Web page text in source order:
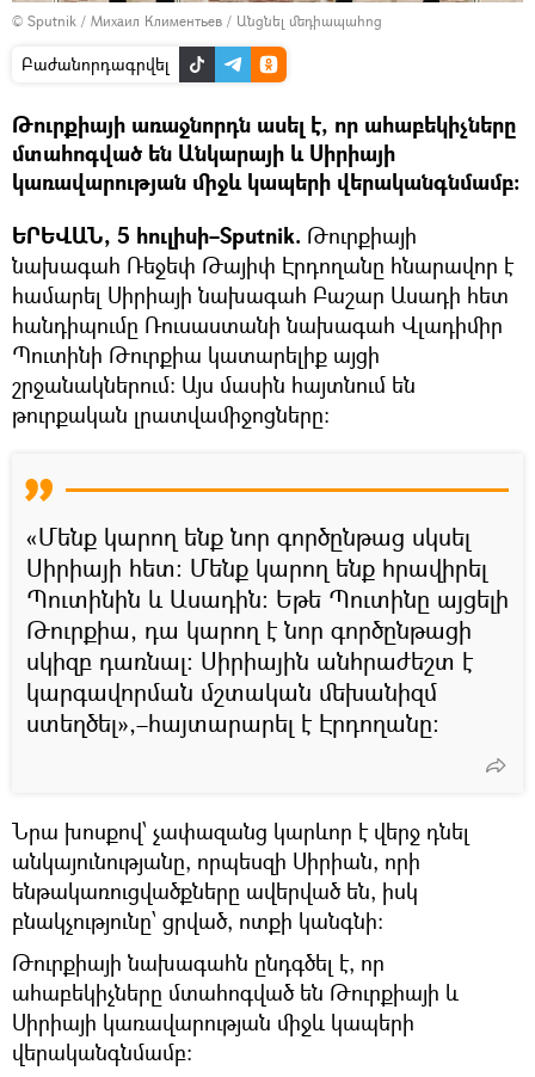
© Sputnik / Михаил Климентьев / Անցնել մեդիապահոց
Բաժանորդագրվել
Թուրքիայի առաջնորդն ասել է, որ ահաբեկիչները
մտահոգված են Անկարայի և Սիրիայի
կառավարության միջև կապերի վերականգնմամբ։
ԵՐԵՎԱՆ, 5 հուլիսի–Sputnik. Թուրքիայի
նախագահ Ռեջեփ Թայիփ Էրդողանը հնարավոր է
համարել Սիրիայի նախագահ Բաշար Ասադի հետ
հանդիպումը Ռուսաստանի նախագահ Վլադիմիր
Պուտինի Թուրքիա կատարելիք այցի
շրջանակներում: Այս մասին հայտնում են
թուրքական լրատվամիջոցները։
«Մենք կարող ենք նոր գործընթաց սկսել
Սիրիայի հետ։ Մենք կարող ենք հրավիրել
Պուտինին և Ասադին։ Եթե Պուտինը այցելի
Թուրքիա, դա կարող է նոր գործընթացի
սկիզբ դառնալ։ Սիրիային անհրաժեշտ է
կարգավորման մշտական մեխանիզմ
ստեղծել»,–հայտարարել է Էրդողանը։
Նրա խոսքով՝ չափազանց կարևոր է վերջ դնել
անկայունությանը, որպեսզի Սիրիան, որի
ենթակառուցվածքները ավերված են, իսկ
բնակչությունը՝ ցրված, ոտքի կանգնի:
Թուրքիայի նախագահն ընդգծել է, որ
ահաբեկիչները մտահոգված են Թուրքիայի և
Սիրիայի կառավարության միջև կապերի
վերականգնմամբ: